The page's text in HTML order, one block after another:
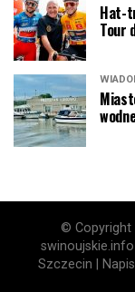
Hat-
Tour
© Copyright
Szczecin |